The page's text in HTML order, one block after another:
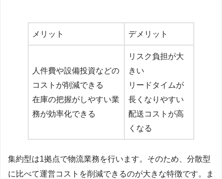
メリット デメリット
人件費や設備投資などの
コストが削減できる
在庫の把握がしやすい業
務が効率化できる
リスク負担が大
きい
リードタイムが
長くなりやすい
配送コストが高
くなる
集約型は1拠点で物流業務を行います。そのため、分散型
に比べて運営コストを削減できるのが大きな特徴です。ま